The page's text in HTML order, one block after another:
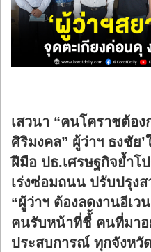
ร้องทุกข์
เสวนา “คนโคราชต้อง
ศิริมงคล” ผู้ว่าฯ ธงชัย
ฝีมือ ปธ.เศรษฐกิจย้ำโ
เร่งซ่อมถนน ปรับปรุง
“ผู้ว่าฯ ต้องลดงานอีเ
คนรับหน้าที่ชี้้ คนที่มาอ
ประสบการณ์ ทุกจังหวั